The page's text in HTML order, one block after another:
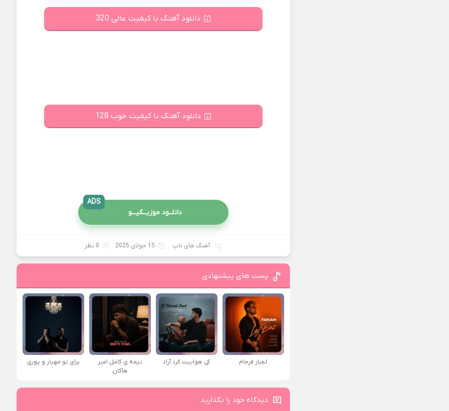
دانلود آهنگ با کیفیت عالی 320
دانلود آهنگ با کیفیت خوب 128
دانلــود موزیــکیـــو
ADS
آهنگ های تاپ 15 جولای 2025 0 نظر
پست های پیشنهادی
لجباز فرجام کی هواییت کرد آراد
نیمه ی کامل امیر
هاکان
برای تو مهیار و پوری
دیدگاه خود را بگذارید